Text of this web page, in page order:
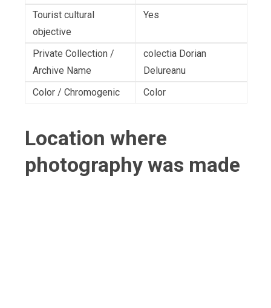
Tourist cultural
objective
Yes
Private Collection /
Archive Name
colectia Dorian
Delureanu
Color / Chromogenic
Color
Location where
photography was made